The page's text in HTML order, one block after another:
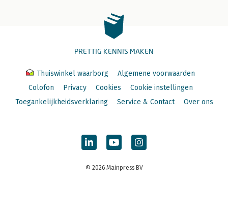
PRETTIG KENNIS MAKEN
Thuiswinkel waarborg
Algemene voorwaarden
Colofon
Privacy Cookies
Cookie instellingen
Toegankelijkheidsverklaring
Service & Contact Over ons
© 2026 Mainpress BV